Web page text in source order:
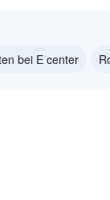
bei E center